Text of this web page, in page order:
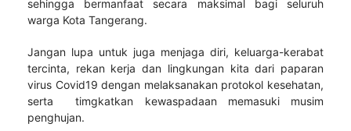
sehingga bermanfaat secara maksimal bagi seluruh
warga Kota Tangerang.
Jangan lupa untuk juga menjaga diri, keluarga-kerabat
tercinta, rekan kerja dan lingkungan kita dari paparan
virus Covid19 dengan melaksanakan protokol kesehatan,
serta timgkatkan kewaspadaan memasuki musim
penghujan.